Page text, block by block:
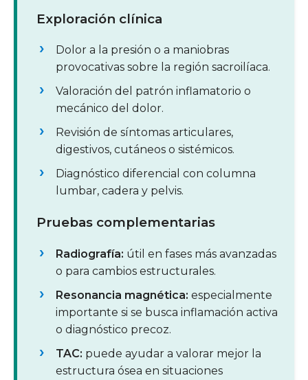
Exploración clínica
Dolor a la presión o a maniobras
provocativas sobre la región sacroilíaca.
Valoración del patrón inflamatorio o
mecánico del dolor.
Revisión de síntomas articulares,
digestivos, cutáneos o sistémicos.
Diagnóstico diferencial con columna
lumbar, cadera y pelvis.
Pruebas complementarias
Radiografía: útil en fases más avanzadas
o para cambios estructurales.
Resonancia magnética: especialmente
importante si se busca inflamación activa
o diagnóstico precoz.
TAC: puede ayudar a valorar mejor la
estructura ósea en situaciones